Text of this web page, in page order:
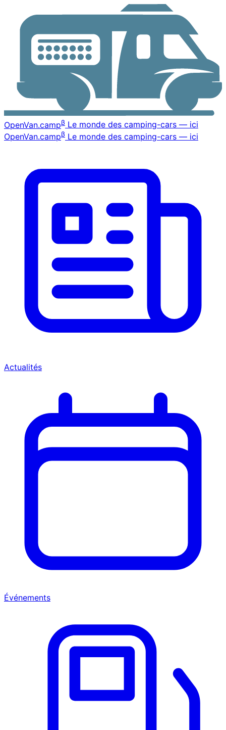
OpenVan.campβ Le monde des camping-cars — ici
OpenVan.campβ Le monde des camping-cars — ici
Actualités
Événements